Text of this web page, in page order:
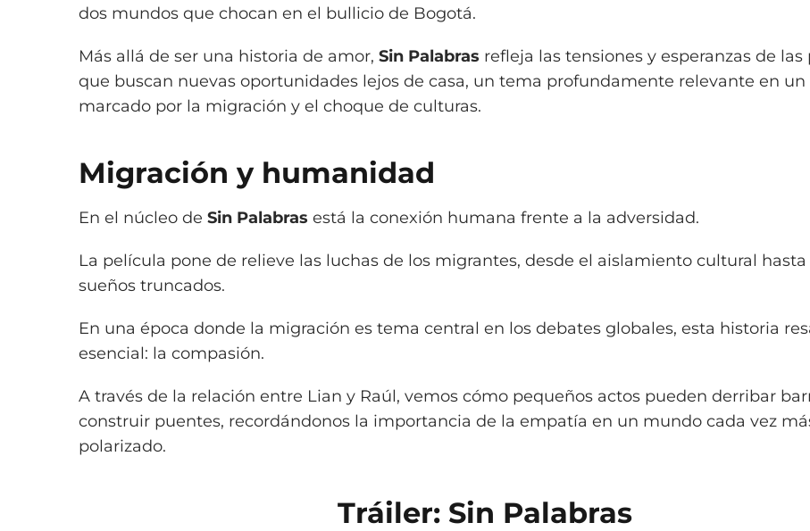
dos mundos que chocan en el bullicio de Bogotá.
Más allá de ser una historia de amor, Sin Palabras refleja las tensiones y esperanzas de las
que buscan nuevas oportunidades lejos de casa, un tema profundamente relevante en
marcado por la migración y el choque de culturas.
Migración y humanidad
En el núcleo de Sin Palabras está la conexión humana frente a la adversidad.
La película pone de relieve las luchas de los migrantes, desde el aislamiento cultural hasta
sueños truncados.
En una época donde la migración es tema central en los debates globales, esta historia
esencial: la compasión.
A través de la relación entre Lian y Raúl, vemos cómo pequeños actos pueden derribar
construir puentes, recordándonos la importancia de la empatía en un mundo cada vez
polarizado.
Tráiler: Sin Palabras